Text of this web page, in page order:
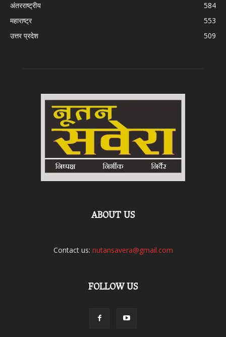
अंतरराष्ट्रीय
584
महाराष्ट्र
553
उत्तर प्रदेश
509
ABOUT US
Contact us: nutansavera@gmail.com
FOLLOW US